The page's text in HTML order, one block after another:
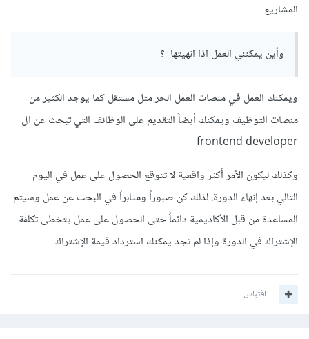
المشاريع
وأين يمكنني العمل اذا انهيتها ؟
ويمكنك العمل في منصات العمل الحر مثل مستقل كما يوجد الكثير من
منصات التوظيف ويمكنك أيضاً التقديم على الوظائف التي تبحث عن ال
frontend developer
وكذلك ليكون الأمر أكثر واقعية لا تتوقع الحصول على عمل في اليوم
التالي بعد إنهاء الدورة. لذلك كن صبوراً ومثابراً في البحث عن عمل وسيتم
المساعدة من قبل الأكاديمية دائماً حتى الحصول على عمل يتخطى تكلفة
الإشتراك في الدورة وإذا لم تجد يمكنك استرداد قيمة الإشتراك
اقتباس